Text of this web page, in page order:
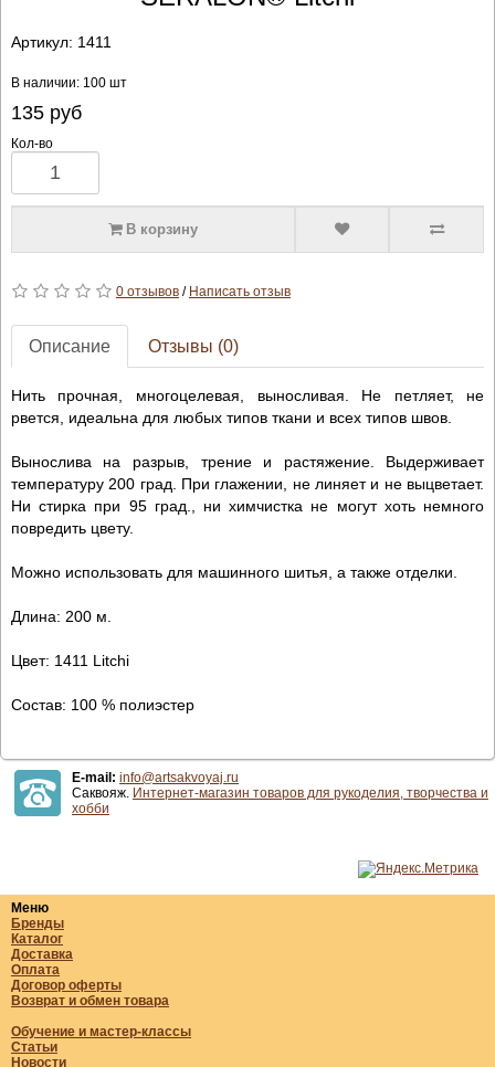
Артикул: 1411
В наличии: 100 шт
135руб
Кол-во
В корзину
0 отзывов/ Написать отзыв
Описание Отзывы (0)
Нить прочная, многоцелевая, выносливая. Не петляет, не
рвется, идеальна для любых типов ткани и всех типов швов.
Вынослива на разрыв, трение и растяжение. Выдерживает
температуру 200 град. При глажении, не линяет и не выцветает.
Ни стирка при 95 град., ни химчистка не могут хоть немного
повредить цвету.
Можно использовать для машинного шитья, а также отделки.
Длина: 200 м.
Цвет: 1411 Litchi
Состав: 100 % полиэстер
E-mail: info@artsakvoyaj.ru
Саквояж. Интернет-магазин товаров для рукоделия, творчества и
хобби
Меню
Бренды
Каталог
Доставка
Оплата
Договор оферты
Возврат и обмен товара
Обучение и мастер-классы
Статьи
Новости